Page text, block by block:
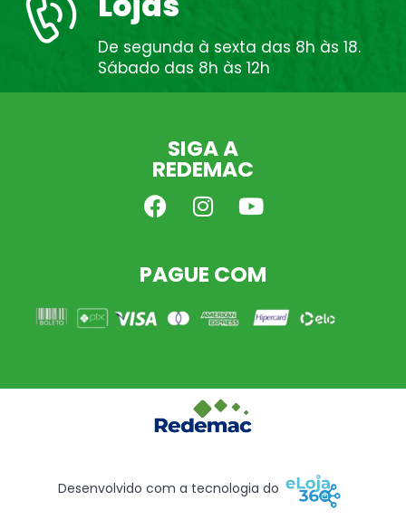
De segunda à sexta das 8h às 18.
Sábado das 8h às 12h
SIGA A
REDEMAC
PAGUE COM
Desenvolvido com a tecnologia do